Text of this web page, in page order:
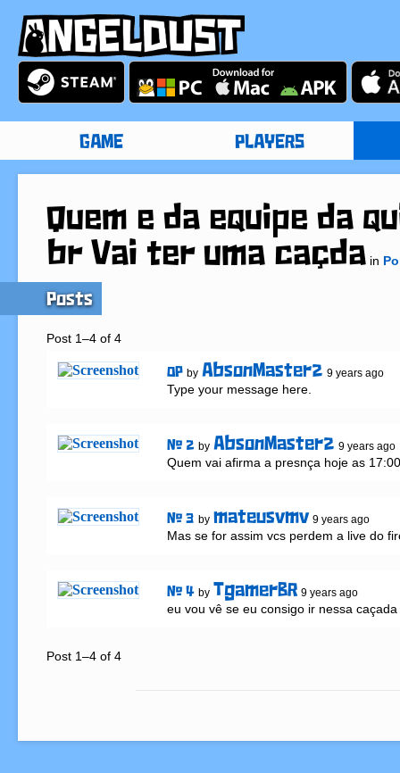
GAME PLAYERS
Quem e da equipe da
br Vai ter uma caçda in
Posts
Post 1–4 of 4
OP by AbsonMaster2 9 years ago
Type your message here.
# 2 by AbsonMaster2 9 years ago
Quem vai afirma a presnça hoje as
# 3 by mateusvmv 9 years ago
Mas se for assim vcs perdem a live do
# 4 by TgamerBR 9 years ago
eu vou vê se eu consigo ir nessa caçada
Post 1–4 of 4